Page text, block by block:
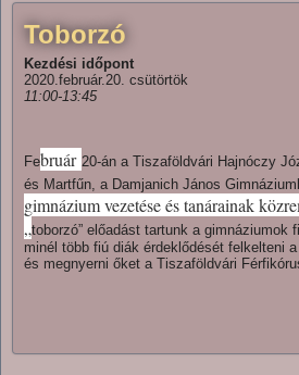
Toborzó
Kezdési időpont
2020.február.20. csütörtök
11:00-13:45
Február 20-án a Tiszaföldvári Hajnóczy
és Martfűn, a Damjanich János
gimnázium vezetése és tanárainak
„toborzó” előadást tartunk a gimnáziumok
minél több fiú diák érdeklődését felkelteni
és megnyerni őket a Tiszaföldvári